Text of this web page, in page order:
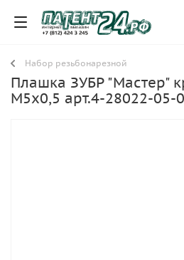
Набор резьбонарезной
Плашка ЗУБР "Мастер"
М5х0,5 арт.4-28022-05-